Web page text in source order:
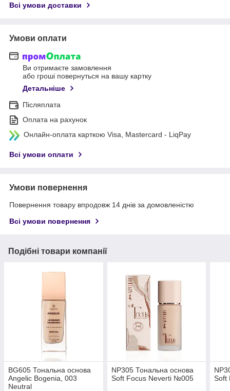
Всі умови доставки
Умови оплати
Ви отримаєте замовлення
або гроші повернуться на вашу картку
Детальніше
Післяплата
Оплата на рахунок
Онлайн-оплата карткою Visa, Mastercard - LiqPay
Всі умови оплати
Умови повернення
Повернення товару впродовж 14 днів за домовленістю
Всі умови повернення
Подібні товари компанії
BG605 Тональна основа
Angelic Bogenia, 003
Neutral
NP305 Тональна основа
Soft Focus Neverti №005
Soft